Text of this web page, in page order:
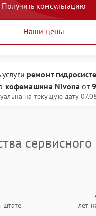
Получить консультацию
Наши цены
ремонт
кофемашина Nivona от
на текущую дату
сервисного
штате лет